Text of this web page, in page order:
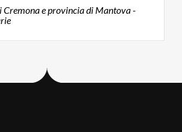
Cremona e provincia di Mantova -